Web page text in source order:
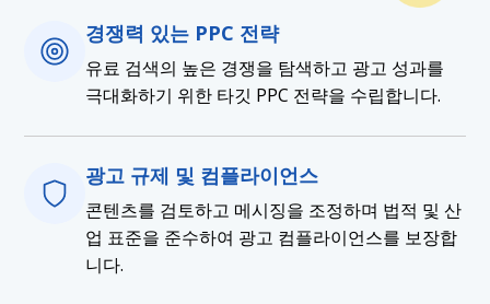
경쟁력 있는 PPC 전략
유료 검색의 높은 경쟁을 탐색하고 광고 성과를
극대화하기 위한 타깃 PPC 전략을 수립합니다.
광고 규제 및 컴플라이언스
콘텐츠를 검토하고 메시징을 조정하며 법적 및 산
업 표준을 준수하여 광고 컴플라이언스를 보장합
니다.